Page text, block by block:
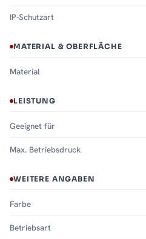
IP-Schutzart
MATERIAL & OBERFLÄCHE
Material
LEISTUNG
Geeignet für
Max. Betriebsdruck
WEITERE ANGABEN
Farbe
Betriebsart